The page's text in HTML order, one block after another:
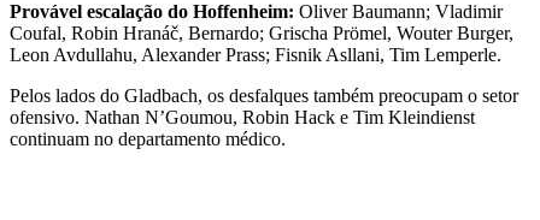
Provável escalação do Hoffenheim: Oliver Baumann; Vladimir
Coufal, Robin Hranáč, Bernardo; Grischa Prömel, Wouter Burger,
Leon Avdullahu, Alexander Prass; Fisnik Asllani, Tim Lemperle.
Pelos lados do Gladbach, os desfalques também preocupam o setor
ofensivo. Nathan N’Goumou, Robin Hack e Tim Kleindienst
continuam no departamento médico.